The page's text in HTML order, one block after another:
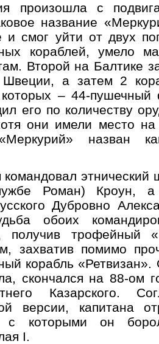
произошла с
название
смог уйти от двух
кораблей, умело
Второй на Балтике
Швеции, а затем 2
– 44-пушечный
его по количеству
они имели место
«Меркурий» назван
этнический
Роман) Кроун, а
Дубровно
обоих
получив трофейный
захватив помимо
корабль
скончался на 88-ом
Казарского.
версии, капитана
с которыми он
I.